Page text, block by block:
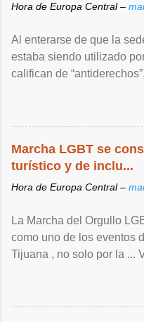
Hora de Europa Central –
Al enterarse de que la
estaba siendo utilizado
califican de
Marcha LGBT se
turístico y de inclu...
Hora de Europa Central –
La Marcha del Orgullo
como uno de los eventos
Tijuana , no solo por la ...